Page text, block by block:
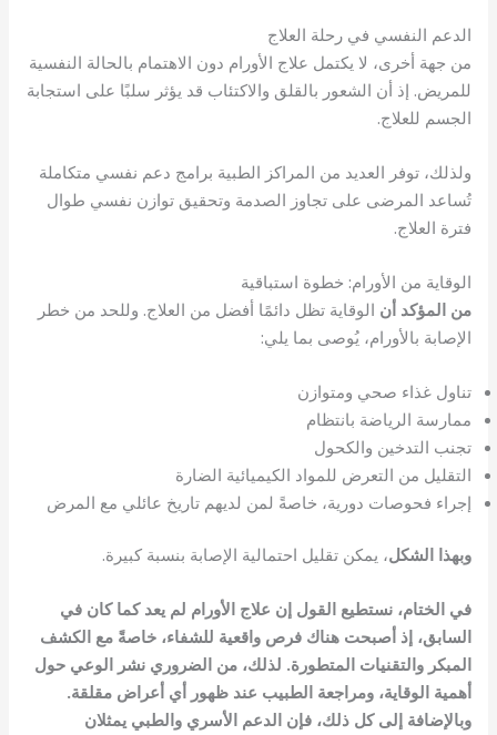
الدعم النفسي في رحلة العلاج
من جهة أخرى، لا يكتمل علاج الأورام دون الاهتمام بالحالة النفسية
للمريض. إذ أن الشعور بالقلق والاكتئاب قد يؤثر سلبًا على استجابة
الجسم للعلاج.
ولذلك، توفر العديد من المراكز الطبية برامج دعم نفسي متكاملة
تُساعد المرضى على تجاوز الصدمة وتحقيق توازن نفسي طوال
فترة العلاج.
الوقاية من الأورام: خطوة استباقية
من المؤكد أن الوقاية تظل دائمًا أفضل من العلاج. وللحد من خطر
الإصابة بالأورام، يُوصى بما يلي:
تناول غذاء صحي ومتوازن
ممارسة الرياضة بانتظام
تجنب التدخين والكحول
التقليل من التعرض للمواد الكيميائية الضارة
إجراء فحوصات دورية، خاصةً لمن لديهم تاريخ عائلي مع المرض
وبهذا الشكل، يمكن تقليل احتمالية الإصابة بنسبة كبيرة.
في الختام، نستطيع القول إن علاج الأورام لم يعد كما كان في
السابق، إذ أصبحت هناك فرص واقعية للشفاء، خاصةً مع الكشف
المبكر والتقنيات المتطورة. لذلك، من الضروري نشر الوعي حول
أهمية الوقاية، ومراجعة الطبيب عند ظهور أي أعراض مقلقة.
وبالإضافة إلى كل ذلك، فإن الدعم الأسري والطبي يمثلان